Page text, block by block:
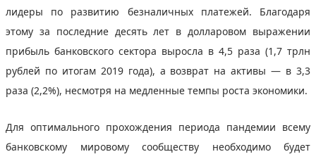
лидеры по развитию безналичных платежей. Благодаря
этому за последние десять лет в долларовом выражении
прибыль банковского сектора выросла в 4,5 раза (1,7 трлн
рублей по итогам 2019 года), а возврат на активы — в 3,3
раза (2,2%), несмотря на медленные темпы роста экономики.
Для оптимального прохождения периода пандемии всему
банковскому мировому сообществу необходимо будет